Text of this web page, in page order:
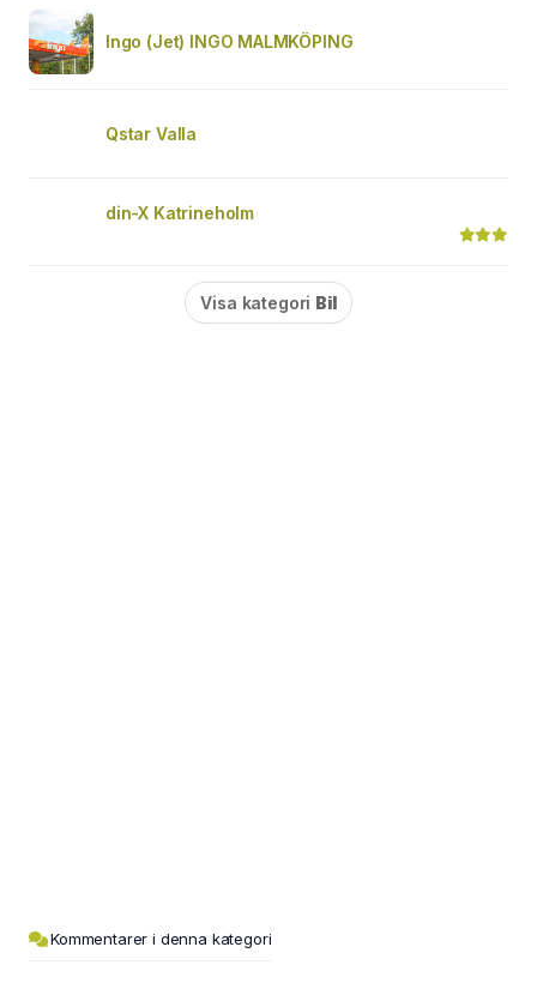
Ingo (Jet) INGO MALMKÖPING
Qstar Valla
din-X Katrineholm
Visa kategori Bil
Kommentarer i denna kategori